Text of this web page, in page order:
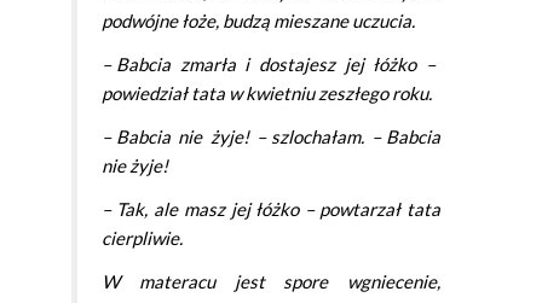
podwójne łoże, budzą mieszane uczucia.
– Babcia zmarła i dostajesz jej łóżko –
powiedział tata w kwietniu zeszłego roku.
– Babcia nie żyje! – szlochałam. – Babcia
nie żyje!
– Tak, ale masz jej łóżko – powtarzał tata
cierpliwie.
W materacu
jest
spore wgniecenie,